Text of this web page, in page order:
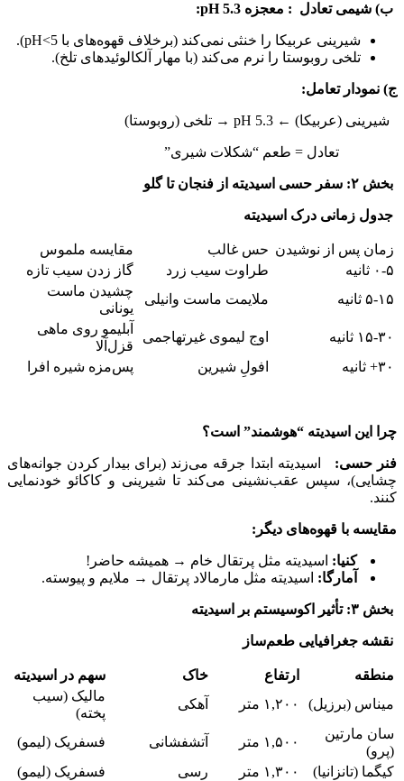
ب) شیمی تعادل : معجزه pH 5.3:
شیرینی عربیکا را خنثی نمی‌کند (برخلاف قهوه‌های با pH<5).
تلخی روبوستا را نرم می‌کند (با مهار آلکالوئیدهای تلخ).
ج) نمودار تعامل:
شیرینی (عربیکا) ← pH 5.3 → تلخی (روبوستا)
تعادل = طعم “شکلات شیری”
بخش ۲: سفر حسی اسیدیته از فنجان تا گلو
جدول زمانی درک اسیدیته
زمان پس از نوشیدن حس غالب
مقایسه ملموس
۰-۵ ثانیه
طراوت سیب زرد
گاز زدن سیب تازه
۵-۱۵ ثانیه
ملایمت ماست وانیلی
چشیدن ماست
یونانی
۱۵-۳۰ ثانیه
اوج لیموی غیرتهاجمی
آبلیمو روی ماهی
قزل‌آلا
۳۰+ ثانیه
افولِ شیرین پس‌مزه شیره افرا
چرا این اسیدیته “هوشمند” است؟
فنر حسی:
اسیدیته ابتدا جرقه می‌زند (برای بیدار کردن جوانه‌های
چشایی)، سپس عقب‌نشینی می‌کند تا شیرینی و کاکائو خودنمایی
کنند.
مقایسه با قهوه‌های دیگر:
کنیا: اسیدیته مثل پرتقال خام → همیشه حاضر!
آمارگا: اسیدیته مثل مارمالاد پرتقال → ملایم و پیوسته.
بخش ۳: تأثیر اکوسیستم بر اسیدیته
نقشه جغرافیایی طعم‌ساز
منطقه ارتفاع خاک
سهم در اسیدیته
میناس (برزیل)
۱,۲۰۰ متر آهکی
مالیک (سیب
پخته)
سان مارتین
(پرو)
۱,۵۰۰ متر آتشفشانی
فسفریک (لیمو)
کیگما (تانزانیا)
۱,۳۰۰ متر رسی
فسفریک (لیمو)